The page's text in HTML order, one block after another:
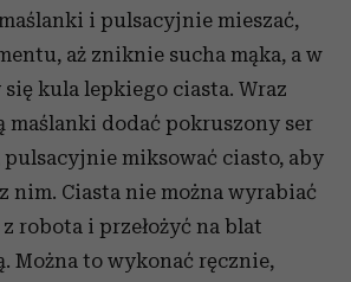
i pulsacyjnie mieszać,
aż zniknie sucha mąka, a w
kula lepkiego ciasta. Wraz
maślanki dodać pokruszony ser
miksować ciasto, aby
z nim. Ciasta nie można wyrabiać
z robota i przełożyć na blat
Można to wykonać ręcznie,